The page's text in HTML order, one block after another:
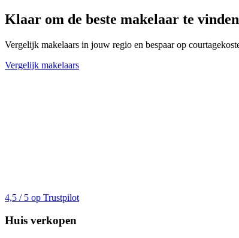
Klaar om de beste makelaar te
Vergelijk makelaars in jouw regio en bespaar op
Vergelijk makelaars
4,5 / 5 op Trustpilot
Huis verkopen